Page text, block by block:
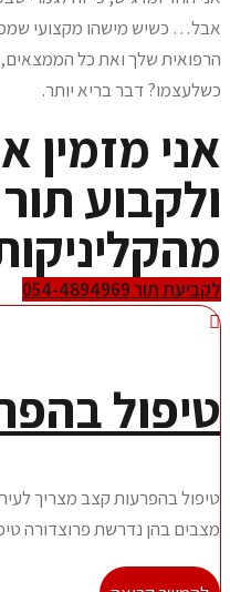
כשיש מישהו מקצועי
שלך ואת כל הממצאים,
דבר בריא יותר.
מזמין
תור 054-4894969
בהפרעות קצב מצריך
בהן נדרשת פרוצדורה